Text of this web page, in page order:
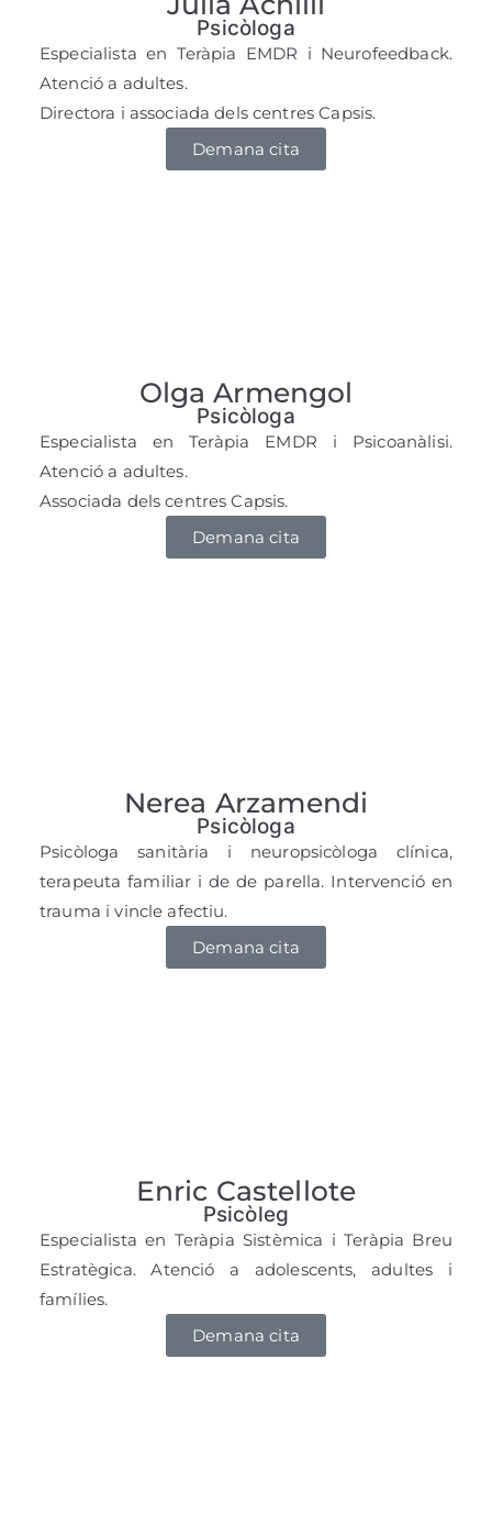
Psicòloga
Especialista en Teràpia EMDR i Neurofeedback.
Atenció a adultes.
Directora i associada dels centres Capsis.
Demana cita
Olga Armengol
Psicòloga
Especialista en Teràpia EMDR i Psicoanàlisi.
Atenció a adultes.
Associada dels centres Capsis.
Demana cita
Nerea Arzamendi
Psicòloga
Psicòloga sanitària i neuropsicòloga clínica,
terapeuta familiar i de de parella. Intervenció en
trauma i vincle afectiu.
Demana cita
Enric Castellote
Psicòleg
Especialista en Teràpia Sistèmica i Teràpia Breu
Estratègica. Atenció a adolescents, adultes i
famílies.
Demana cita